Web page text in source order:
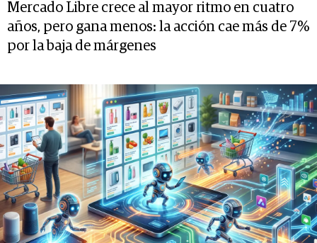
Mercado Libre crece al mayor ritmo en cuatro
años, pero gana menos: la acción cae más de 7%
por la baja de márgenes